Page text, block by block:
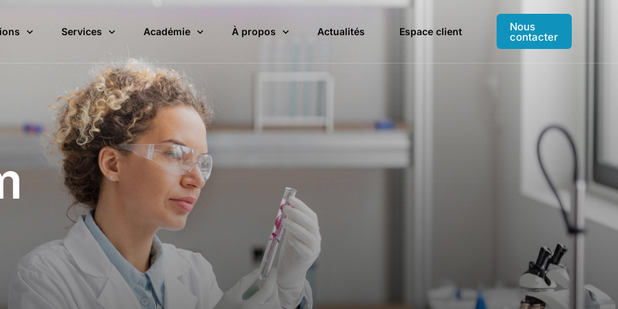
PAR ÉTAPE DE TRAITEMENT
Application
Développement
Dérivatisation
Détection
MS-Interface
Packs de produits
Choisissez votre pack HPTLC sur mesure
Services Académie À propos Actualités Espace client Nous
contacter